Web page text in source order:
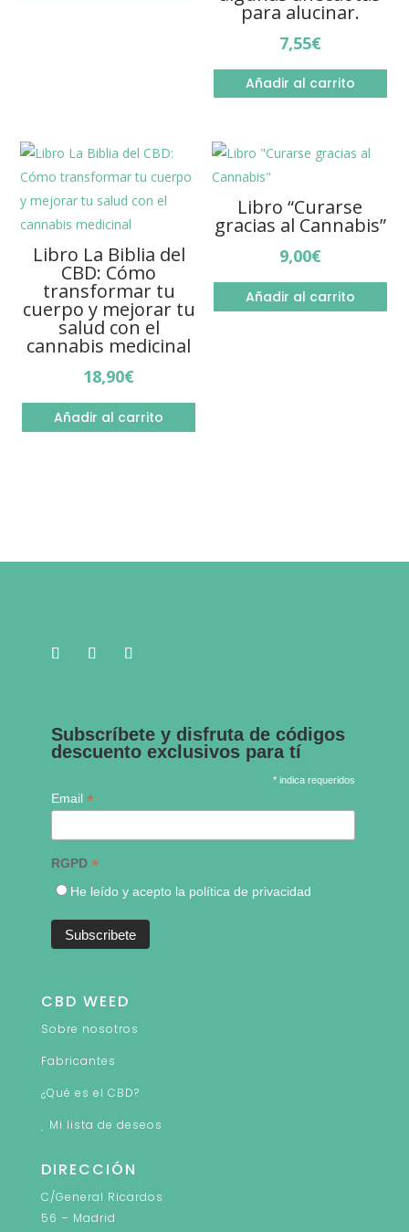
para alucinar.
7,55€
Añadir al carrito
Libro La Biblia del
CBD: Cómo
transformar tu
cuerpo y mejorar tu
salud con el
cannabis medicinal
18,90€
Añadir al carrito
Libro “Curarse
gracias al Cannabis”
9,00€
Añadir al carrito
Subscríbete y disfruta de códigos
descuento exclusivos para tí
* indica requeridos
Email *
RGPD *
He leído y acepto la política de privacidad
CBD WEED
Sobre nosotros
Fabricantes
¿Qué es el CBD?
Mi lista de deseos
DIRECCIÓN
C/General Ricardos
56 – Madrid